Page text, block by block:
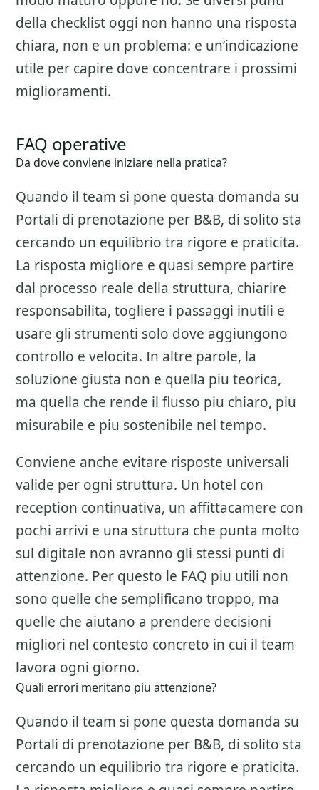
della checklist oggi non hanno una risposta
chiara, non e un problema: e un’indicazione
utile per capire dove concentrare i prossimi
miglioramenti.
FAQ operative
Da dove conviene iniziare nella pratica?
Quando il team si pone questa domanda su
Portali di prenotazione per B&B, di solito sta
cercando un equilibrio tra rigore e praticita.
La risposta migliore e quasi sempre partire
dal processo reale della struttura, chiarire
responsabilita, togliere i passaggi inutili e
usare gli strumenti solo dove aggiungono
controllo e velocita. In altre parole, la
soluzione giusta non e quella piu teorica,
ma quella che rende il flusso piu chiaro, piu
misurabile e piu sostenibile nel tempo.
Conviene anche evitare risposte universali
valide per ogni struttura. Un hotel con
reception continuativa, un affittacamere con
pochi arrivi e una struttura che punta molto
sul digitale non avranno gli stessi punti di
attenzione. Per questo le FAQ piu utili non
sono quelle che semplificano troppo, ma
quelle che aiutano a prendere decisioni
migliori nel contesto concreto in cui il team
lavora ogni giorno.
Quali errori meritano piu attenzione?
Quando il team si pone questa domanda su
Portali di prenotazione per B&B, di solito sta
cercando un equilibrio tra rigore e praticita.